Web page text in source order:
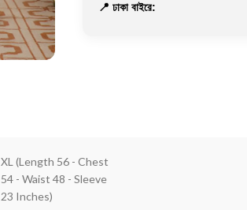
📍 ঢাকা বাইরে:
XL (Length 56 - Chest
54 - Waist 48 - Sleeve
23 Inches)